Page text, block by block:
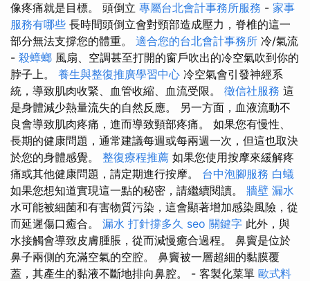
像疼痛就是目標。 頭倒立 專屬台北會計事務所服務 - 家事
服務有哪些 長時間頭倒立會對頸部造成壓力，脊椎的這一
部分無法支撐您的體重。 適合您的台北會計事務所 冷/氣流
- 殺蟑螂 風扇、空調甚至打開的窗戶吹出的冷空氣吹到你的
脖子上。 養生與整復推廣學習中心 冷空氣會引發神經系
統，導致肌肉收緊、血管收縮、血流受限。 徵信社服務 這
是身體減少熱量流失的自然反應。 另一方面，血液流動不
良會導致肌肉疼痛，進而導致頸部疼痛。 如果您有慢性、
長期的健康問題，通常建議每週或每兩週一次，但這也取決
於您的身體感覺。 整復療程推薦 如果您使用按摩來緩解疼
痛或其他健康問題，請定期進行按摩。 台中泡腳服務 白蟻
如果您想知道實現這一點的秘密，請繼續閱讀。 牆壁 漏水
水可能被細菌和有害物質污染，這會顯著增加感染風險，從
而延遲傷口癒合。 漏水 打針撐多久 seo 關鍵字 此外，與
水接觸會導致皮膚腫脹，從而減慢癒合過程。 鼻竇是位於
鼻子兩側的充滿空氣的空腔。 鼻竇被一層超細的黏膜覆
蓋，其產生的黏液不斷地排向鼻腔。 - 客製化菜單 歐式料